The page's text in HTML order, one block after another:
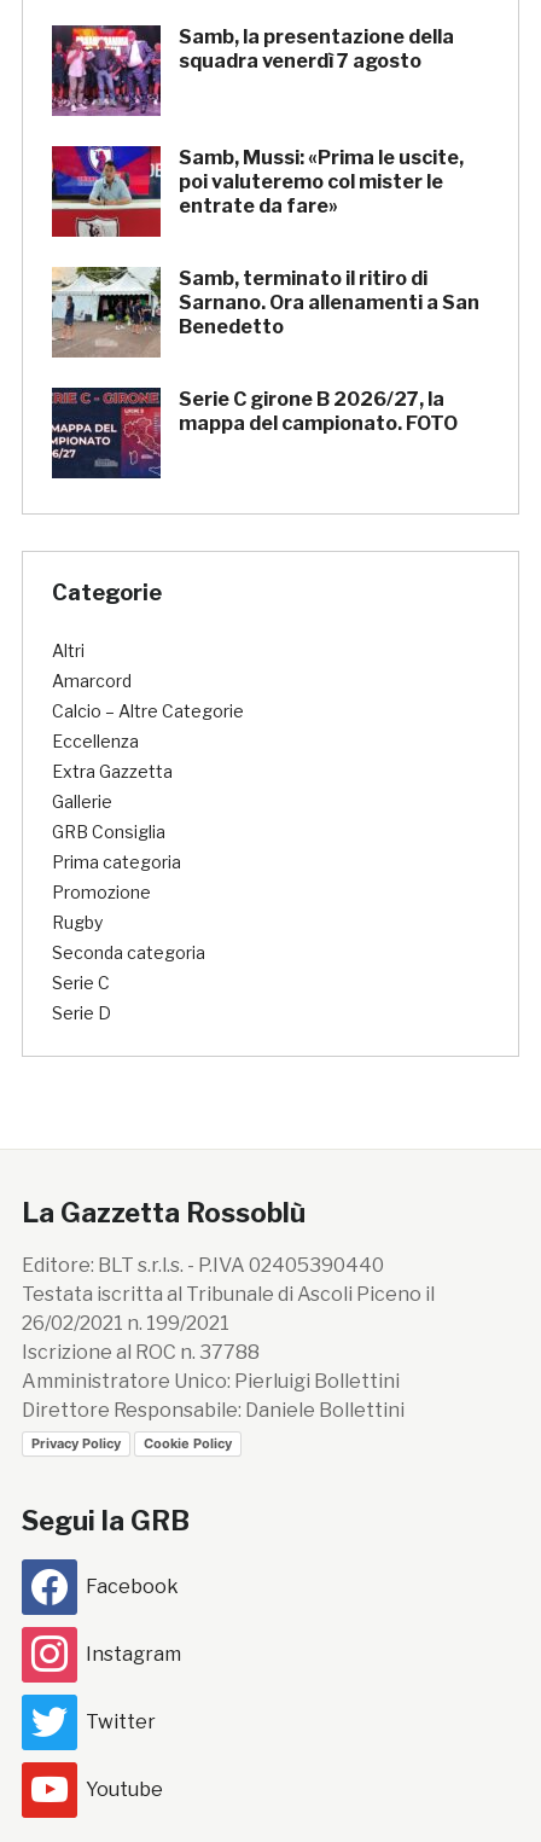
Samb, la presentazione della
squadra venerdì 7 agosto
Samb, Mussi: «Prima le uscite,
poi valuteremo col mister le
entrate da fare»
Samb, terminato il ritiro di
Sarnano. Ora allenamenti a San
Benedetto
Serie C girone B 2026/27, la
mappa del campionato. FOTO
Categorie
Altri
Amarcord
Calcio – Altre Categorie
Eccellenza
Extra Gazzetta
Gallerie
GRB Consiglia
Prima categoria
Promozione
Rugby
Seconda categoria
Serie C
Serie D
La Gazzetta Rossoblù
Editore: BLT s.r.l.s. - P.IVA 02405390440
Testata iscritta al Tribunale di Ascoli Piceno il
26/02/2021 n. 199/2021
Iscrizione al ROC n. 37788
Amministratore Unico: Pierluigi Bollettini
Direttore Responsabile: Daniele Bollettini
Privacy Policy Cookie Policy
Segui la GRB
Facebook
Instagram
Twitter
Youtube